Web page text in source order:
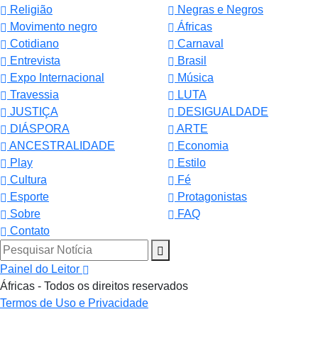
Religião
Negras e Negros
Movimento negro
Áfricas
Cotidiano
Carnaval
Entrevista
Brasil
Expo Internacional
Música
Travessia
LUTA
JUSTIÇA
DESIGUALDADE
DIÁSPORA
ARTE
ANCESTRALIDADE
Economia
Play
Estilo
Cultura
Fé
Esporte
Protagonistas
Sobre
FAQ
Contato
Pesquisar Notícia
Painel do Leitor
Áfricas - Todos os direitos reservados
Termos de Uso e Privacidade